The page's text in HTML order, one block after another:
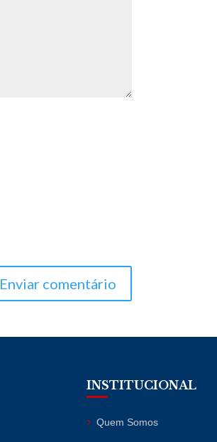
Enviar comentário
INSTITUCIONAL
Quem Somos